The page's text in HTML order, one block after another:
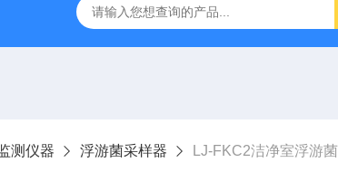
中油浓度分析仪 LJ-S104手持式水质总磷总氮检
测仪器 浮游菌采样器 LJ-FKC2洁净室浮游